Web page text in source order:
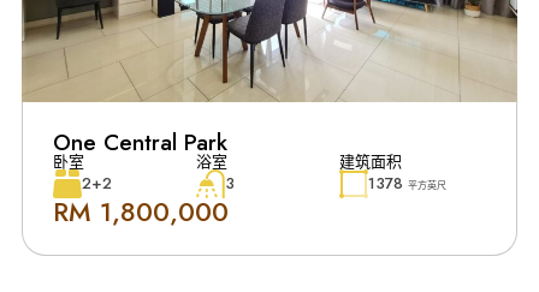
One Central Park
卧室
2+2
浴室
3
建筑面积
1378 平方英尺
RM 1,800,000